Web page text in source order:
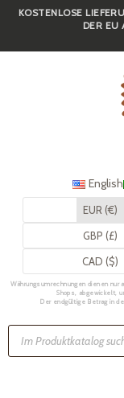
Skip
KOSTENLOSE
DER EU
English
EUR (€)
GBP (£)
CAD ($)
Währungsumrechnungen dienen
Shops, abgewickelt,
Der endgültige Betrag in
Products
search